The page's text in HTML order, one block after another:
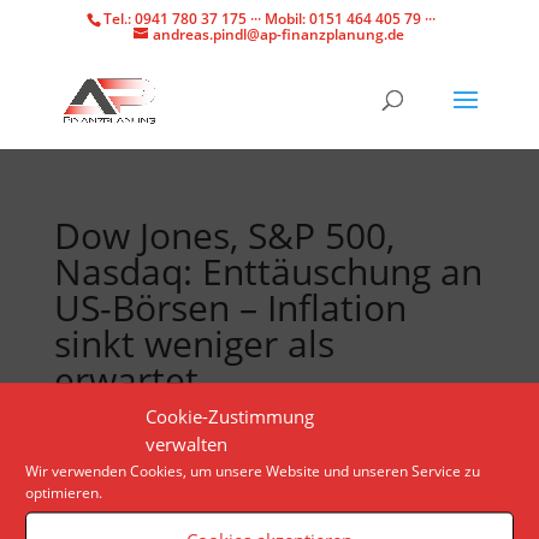
Cookie-Zustimmung
verwalten
Wir verwenden Cookies, um unsere Website und unseren Service zu
optimieren.
Tel.: 0941 780 37 175 ··· Mobil: 0151 464 405 79 ···
andreas.pindl@ap-finanzplanung.de
Dow Jones, S&P 500,
Nasdaq: Enttäuschung an
US-Börsen – Inflation
sinkt weniger als
erwartet
Die Wall Street startet schwächer in den Dienstag.
Die Teuerungsrate lag im Januar auf 3,1 Prozent.
Experten hatten mit einer Abnahme auf 2,9 Prozent
gerechnet. Anleger zeigen sich zurückhaltend.